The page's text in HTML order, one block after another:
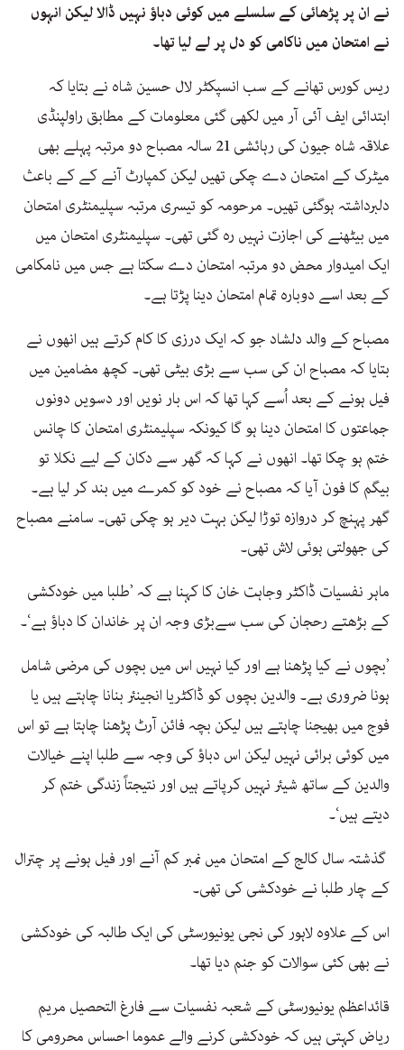
نے ان پر پڑھائی کے سلسلے میں کوئی دباؤ نہیں ڈالا لیکن انہوں
نے امتحان میں ناکامی کو دل پر لے لیا تھا۔
ریس کورس تھانے کے سب انسپکٹر لال حسین شاہ نے بتایا کہ
ابتدائی ایف آئی آر میں لکھی گئی معلومات کے مطابق راولپنڈی
علاقہ شاہ جیون کی رہائشی 21 سالہ مصباح دو مرتبہ پہلے بھی
میٹرک کے امتحان دے چکی تھیں لیکن کمپارٹ آنے کے کے باعث
دلبرداشتہ ہوگئی تھیں۔ مرحومہ کو تیسری مرتبہ سپلیمنٹری امتحان
میں بیٹھنے کی اجازت نہیں رہ گئی تھی۔ سپلیمنٹری امتحان میں
ایک امیدوار محض دو مرتبہ امتحان دے سکتا ہے جس میں نامکامی
کے بعد اسے دوبارہ تمام امتحان دینا پڑتا ہے۔
مصباح کے والد دلشاد جو کہ ایک درزی کا کام کرتے ہیں انھوں نے
بتایا کہ مصباح ان کی سب سے بڑی بیٹی تھی۔ کچھ مضامین میں
فیل ہونے کے بعد اُسے کہا تھا کہ اس بار نویں اور دسویں دونوں
جماعتوں کا امتحان دینا ہو گا کیونکہ سپلیمنٹری امتحان کا چانس
ختم ہو چکا تھا۔ انھوں نے کہا کہ گھر سے دکان کے لیے نکلا تو
بیگم کا فون آیا کہ مصباح نے خود کو کمرے میں بند کر لیا ہے۔
گھر پہنچ کر دروازہ توڑا لیکن بہت دیر ہو چکی تھی۔ سامنے مصباح
کی جھولتی ہوئی لاش تھی۔
ماہر نفسیات ڈاکٹر وجاہت خان کا کہنا ہے کہ ’طلبا میں خودکشی
کے بڑھتے رحجان کی سب سےبڑی وجہ ان پر خاندان کا دباؤ ہے‘۔
’بچوں نے کیا پڑھنا ہے اور کیا نہیں اس میں بچوں کی مرضی شامل
ہونا ضروری ہے۔ والدین بچوں کو ڈاکٹریا انجینئر بنانا چاہتے ہیں یا
فوج میں بھیجنا چاہتے ہیں لیکن بچہ فائن آرٹ پڑھنا چاہتا ہے تو اس
میں کوئی برائی نہیں لیکن اس دباؤ کی وجہ سے طلبا اپنے خیالات
والدین کے ساتھ شیئر نہیں کرپاتے ہیں اور نتیجتاً زندگی ختم کر
دیتے ہیں‘۔
گذشتہ سال کالج کے امتحان میں نمبر کم آنے اور فیل ہونے پر چترال
کے چار طلبا نے خودکشی کی تھی۔
اس کے علاوہ لاہور کی نجی یونیورسٹی کی ایک طالبہ کی خودکشی
نے بھی کئی سوالات کو جنم دیا تھا۔
قائداعظم یونیورسٹی کے شعبہ نفسیات سے فارغ التحصیل مریم
ریاض کہتی ہیں کہ خودکشی کرنے والے عموما احساس محرومی کا